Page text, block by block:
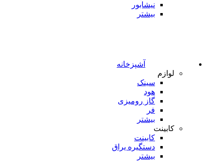
نیشابور
بیشتر
آشپزخانه
لوازم
سینک
هود
گاز رومیزی
فر
بیشتر
کابینت
کابینت
دستگیره یراق
بیشتر